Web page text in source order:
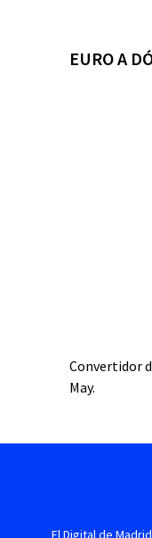
EURO A
Convertidor
May.
El Digital de Madrid